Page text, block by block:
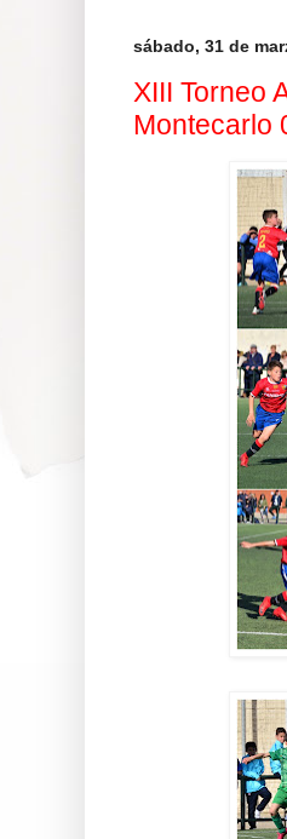
sábado, 31 de
XIII Torneo
Montecarlo